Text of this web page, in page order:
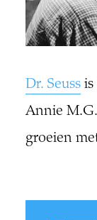
Dr. Seussis
Annie
groeien